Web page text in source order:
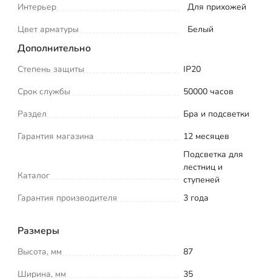
Интерьер
Для прихожей
Цвет арматуры
Белый
Дополнительно
Степень защиты
IP20
Срок службы
50000 часов
Раздел
Бра и подсветки
Гарантия магазина
12 месяцев
Каталог
Подсветка для
лестниц и
ступеней
Гарантия производителя
3 года
Размеры
Высота, мм
87
Ширина, мм
35